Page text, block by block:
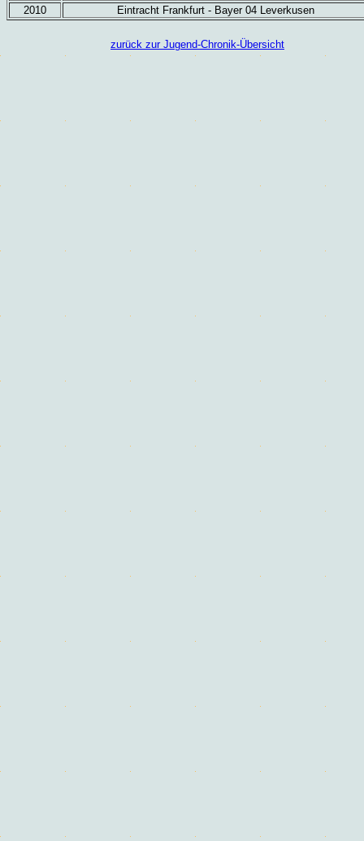
2010
Eintracht Frankfurt - Bayer 04 Leverkusen
zurück zur Jugend-Chronik-Übersicht